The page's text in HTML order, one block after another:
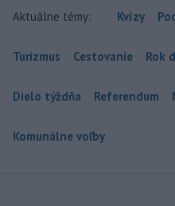
Aktuálne témy: Kvízy
Turizmus Cestovanie Rok
Dielo týždňa Referendum
Komunálne voľby